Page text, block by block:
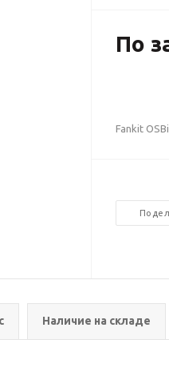
По
Fankit
Наличие на складе